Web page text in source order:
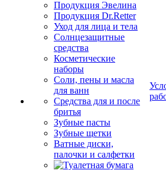
Продукция Эвелина
Продукция Dr.Retter
Уход для лица и тела
Солнцезащитные
средства
Косметические
наборы
Соли, пены и масла
для ванн
Средства для и после
бритья
Зубные пасты
Зубные щетки
Ватные диски,
палочки и салфетки